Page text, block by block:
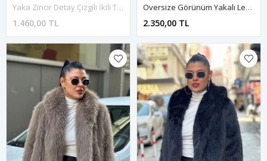
Yaka Zincir Detay Çizgili İkili Takım-SiyahBeyaz
1.460,00 TL
Oversize Görünüm Yakalı Leopar Kürk-Krem
2.350,00 TL